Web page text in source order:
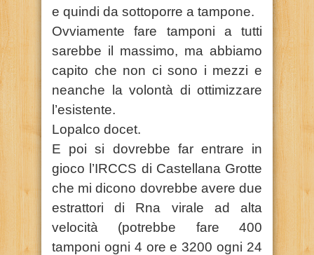
e quindi da sottoporre a tampone.
Ovviamente fare tamponi a tutti
sarebbe il massimo, ma abbiamo
capito che non ci sono i mezzi e
neanche la volontà di ottimizzare
l’esistente.
Lopalco docet.
E poi si dovrebbe far entrare in
gioco l’IRCCS di Castellana Grotte
che mi dicono dovrebbe avere due
estrattori di Rna virale ad alta
velocità (potrebbe fare 400
tamponi ogni 4 ore e 3200 ogni 24